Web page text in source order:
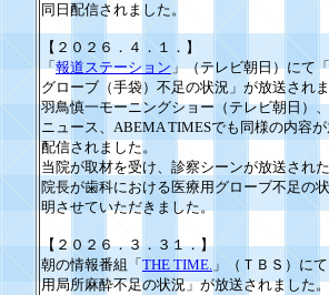
同日配信されました。
【２０２６．４．１．】
「報道ステーション 」（テレビ朝日）にて
グローブ（手袋）不足の状況」が放送されま
羽鳥慎一モーニングショー（テレビ朝日）
ニュース、ABEMA TIMESでも同様の内容が
配信されました。
当院が取材を受け、診察シーンが放送された
院長が歯科における医療用グローブ不足の
明させていただきました。
【２０２６．３．３１．】
朝の情報番組「 THE TIME. 」（ＴＢＳ）に
用局所麻酔不足の状況」が放送されました。